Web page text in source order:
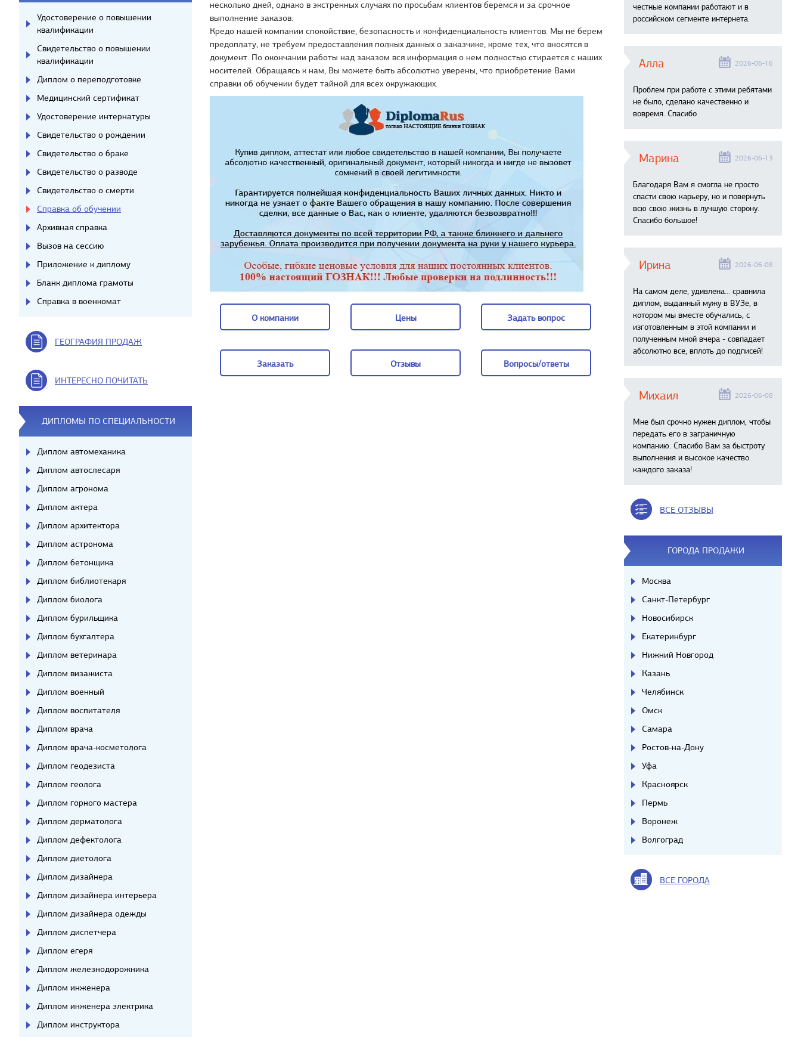
несколько дней, однако в экстренных случаях по просьбам клиентов беремся и за срочное
выполнение заказов.
Кредо нашей компании спокойствие, безопасность и конфиденциальность клиентов. Мы не берем
предоплату, не требуем предоставления полных данных о заказчике, кроме тех, что вносятся в
документ. По окончании работы над заказом вся информация о нем полностью стирается с наших
носителей. Обращаясь к нам, Вы можете быть абсолютно уверены, что приобретение Вами
справки об обучении будет тайной для всех окружающих.
О компании Цены Задать вопрос
Заказать Отзывы Вопросы/ответы
Удостоверение о повышении
квалификации
Свидетельство о повышении
квалификации
Диплом о переподготовке
Медицинский сертификат
Удостоверение интернатуры
Свидетельство о рождении
Свидетельство о браке
Свидетельство о разводе
Свидетельство о смерти
Справка об обучении
Архивная справка
Вызов на сессию
Приложение к диплому
Бланк диплома грамоты
Справка в военкомат
ГЕОГРАФИЯ ПРОДАЖ
ИНТЕРЕСНО ПОЧИТАТЬ
ДИПЛОМЫ ПО СПЕЦИАЛЬНОСТИ
Диплом автомеханика
Диплом автослесаря
Диплом агронома
Диплом актера
Диплом архитектора
Диплом астронома
Диплом бетонщика
Диплом библиотекаря
Диплом биолога
Диплом бурильщика
Диплом бухгалтера
Диплом ветеринара
Диплом визажиста
Диплом военный
Диплом воспитателя
Диплом врача
Диплом врача-косметолога
Диплом геодезиста
Диплом геолога
Диплом горного мастера
Диплом дерматолога
Диплом дефектолога
Диплом диетолога
Диплом дизайнера
Диплом дизайнера интерьера
Диплом дизайнера одежды
Диплом диспетчера
Диплом егеря
Диплом железнодорожника
Диплом инженера
Диплом инженера электрика
Диплом инструктора
честные компании работают и в
российском сегменте интернета.
Алла 2026-06-16
Проблем при работе с этими ребятами
не было, сделано качественно и
вовремя. Спасибо
Марина 2026-06-13
Благодаря Вам я смогла не просто
спасти свою карьеру, но и повернуть
всю свою жизнь в лучшую сторону.
Спасибо большое!
Ирина 2026-06-08
На самом деле, удивлена… сравнила
диплом, выданный мужу в ВУЗе, в
котором мы вместе обучались, с
изготовленным в этой компании и
полученным мной вчера - совпадает
абсолютно все, вплоть до подписей!
Михаил 2026-06-08
Мне был срочно нужен диплом, чтобы
передать его в заграничную
компанию. Спасибо Вам за быстроту
выполнения и высокое качество
каждого заказа!
ВСЕ ОТЗЫВЫ
ГОРОДА ПРОДАЖИ
Москва
Санкт-Петербург
Новосибирск
Екатеринбург
Нижний Новгород
Казань
Челябинск
Омск
Самара
Ростов-на-Дону
Уфа
Красноярск
Пермь
Воронеж
Волгоград
ВСЕ ГОРОДА